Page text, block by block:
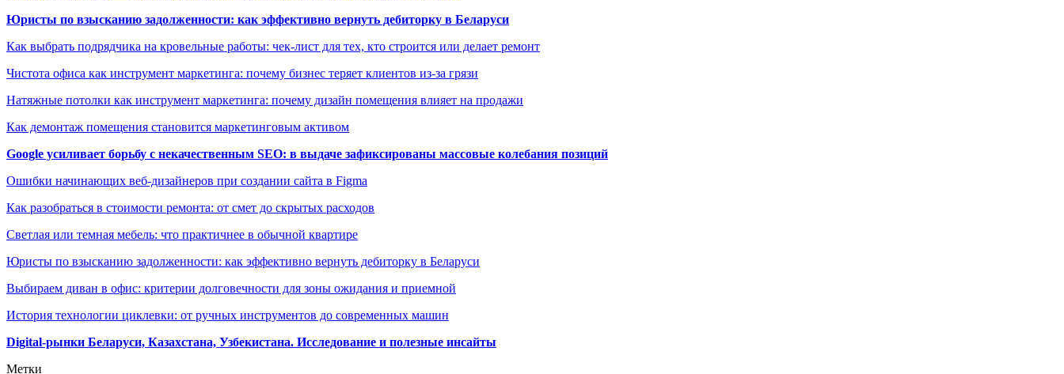
Юристы по взысканию задолженности: как эффективно вернуть дебиторку в Беларуси
Как выбрать подрядчика на кровельные работы: чек-лист для тех, кто строится или делает ремонт
Чистота офиса как инструмент маркетинга: почему бизнес теряет клиентов из-за грязи
Натяжные потолки как инструмент маркетинга: почему дизайн помещения влияет на продажи
Как демонтаж помещения становится маркетинговым активом
Google усиливает борьбу с некачественным SEO: в выдаче зафиксированы массовые колебания позиций
Ошибки начинающих веб-дизайнеров при создании сайта в Figma
Как разобраться в стоимости ремонта: от смет до скрытых расходов
Светлая или темная мебель: что практичнее в обычной квартире
Юристы по взысканию задолженности: как эффективно вернуть дебиторку в Беларуси
Выбираем диван в офис: критерии долговечности для зоны ожидания и приемной
История технологии циклевки: от ручных инструментов до современных машин
Digital-рынки Беларуси, Казахстана, Узбекистана. Исследование и полезные инсайты
Метки